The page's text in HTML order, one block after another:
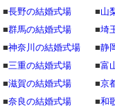
■長野の結婚式場 ■山
■群馬の結婚式場 ■埼
■神奈川の結婚式場 ■静
■三重の結婚式場 ■富
■滋賀の結婚式場 ■京
■奈良の結婚式場 ■和